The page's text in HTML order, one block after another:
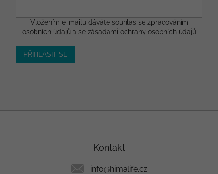
Vložením e-mailu dáváte souhlas se zpracováním
osobních údajů a se zásadami ochrany osobních údajů
PŘIHLÁSIT SE
Kontakt
info@himalife.cz